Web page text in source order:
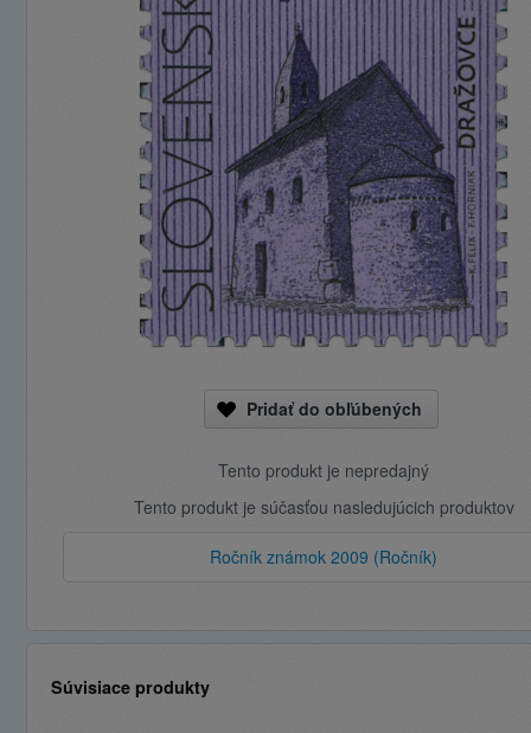
Pridať do obľúbených
Tento produkt je nepredajný
Tento produkt je súčasťou nasledujúcich produktov
Ročník známok 2009 (Ročník)
Súvisiace produkty